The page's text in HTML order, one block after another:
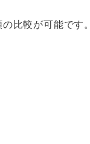
比較が可能です。